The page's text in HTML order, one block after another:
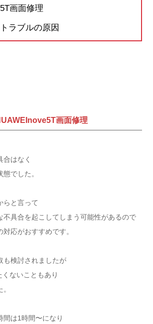
画面修理
ラブルの原因
画面修理
はなく
でした。
らと言って
不具合を起こしてしまう可能性があるので
応がおすすめです。
も検討されましたが
ないこともあり
間は1時間〜になり